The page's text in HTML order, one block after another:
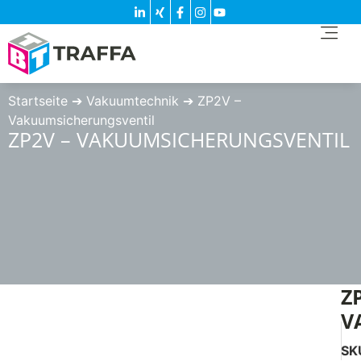
Startseite ➔ Vakuumtechnik ➔ ZP2V –
Vakuumsicherungsventil
ZP2V – VAKUUMSICHERUNGSVENTIL